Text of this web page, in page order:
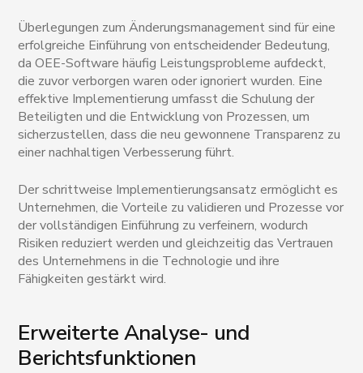
Überlegungen zum Änderungsmanagement sind für eine
erfolgreiche Einführung von entscheidender Bedeutung,
da OEE-Software häufig Leistungsprobleme aufdeckt,
die zuvor verborgen waren oder ignoriert wurden. Eine
effektive Implementierung umfasst die Schulung der
Beteiligten und die Entwicklung von Prozessen, um
sicherzustellen, dass die neu gewonnene Transparenz zu
einer nachhaltigen Verbesserung führt.
Der schrittweise Implementierungsansatz ermöglicht es
Unternehmen, die Vorteile zu validieren und Prozesse vor
der vollständigen Einführung zu verfeinern, wodurch
Risiken reduziert werden und gleichzeitig das Vertrauen
des Unternehmens in die Technologie und ihre
Fähigkeiten gestärkt wird.
Erweiterte Analyse- und
Berichtsfunktionen